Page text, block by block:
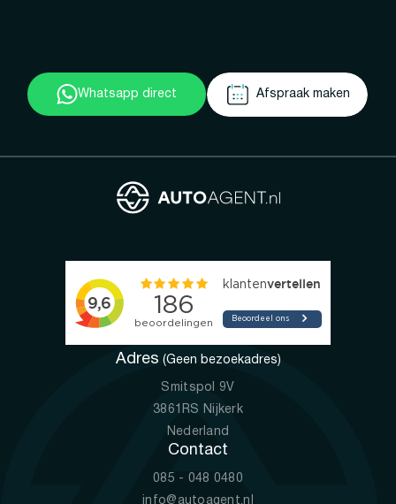
Whatsapp direct Afspraak maken
Adres (Geen bezoekadres)
Smitspol 9V
3861RS Nijkerk
Nederland
Contact
085 - 048 0480
info@autoagent.nl